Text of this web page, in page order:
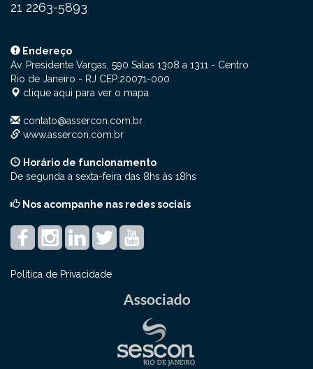
21 2263-5893
Endereço
Av. Presidente Vargas, 590 Salas 1308 a 1311 - Centro
Rio de Janeiro - RJ CEP:20071-000
clique aqui para ver o mapa
contato@assercon.com.br
www.assercon.com.br
Horário de funcionamento
De segunda a sexta-feira das 8hs às 18hs
Nos acompanhe nas redes sociais
Política de Privacidade